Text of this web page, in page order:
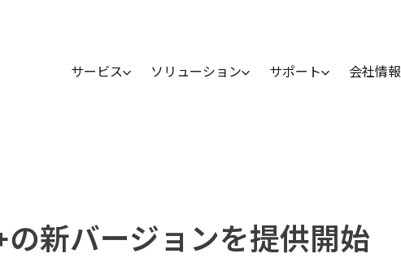
サービス ソリューション サポート 会社情報
新バージョンを提供開始